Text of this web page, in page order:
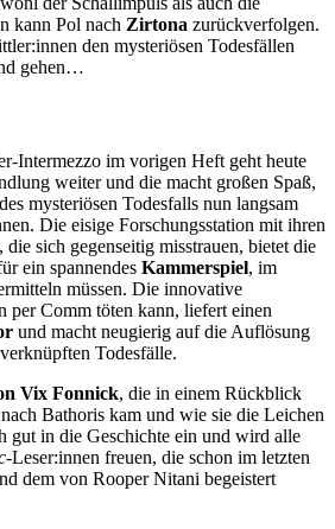
kann Pol nach Zirtona zurückverfolgen.
den mysteriösen Todesfällen
gehen…
Intermezzo im vorigen Heft geht heute
weiter und die macht großen Spaß,
mysteriösen Todesfalls nun langsam
Die eisige Forschungsstation mit ihren
sich gegenseitig misstrauen, bietet die
ein spannendes Kammerspiel, im
müssen. Die innovative
per Comm töten kann, liefert einen
und macht neugierig auf die Auflösung
Todesfälle.
Vix Fonnick, die in einem Rückblick
Bathoris kam und wie sie die Leichen
gut in die Geschichte ein und wird alle
-Leser:innen freuen, die schon im letzten
dem von Rooper Nitani begeistert